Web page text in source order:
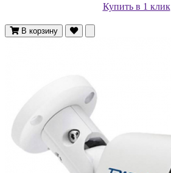
Купить в 1 клик
В корзину